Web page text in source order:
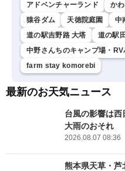
アドベンチャーランド
か
猿谷ダム
天徳院庭園
中
道の駅吉野路 大塔
道の駅
中野さんちのキャンプ場・
farm stay komorebi
最新のお天気ニュース
台風の影響は
大雨のおそれ
2026.08.07 08:36
熊本県天草・芦